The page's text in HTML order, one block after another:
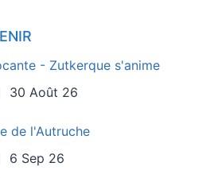
- Zutkerque s'anime
30 Août 26
de l'Autruche
6 Sep 26